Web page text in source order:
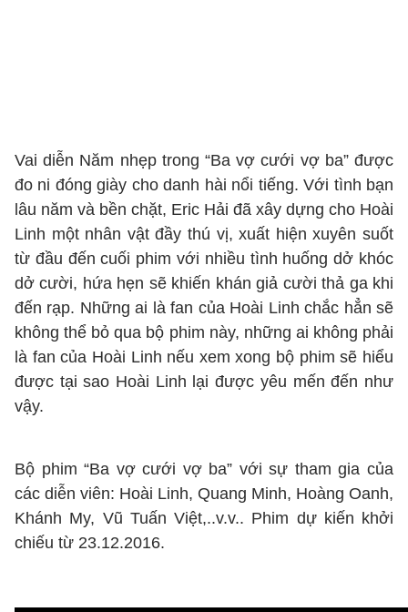
Vai diễn Năm nhẹp trong “Ba vợ cưới vợ ba” được
đo ni đóng giày cho danh hài nổi tiếng. Với tình bạn
lâu năm và bền chặt, Eric Hải đã xây dựng cho Hoài
Linh một nhân vật đầy thú vị, xuất hiện xuyên suốt
từ đầu đến cuối phim với nhiều tình huống dở khóc
dở cười, hứa hẹn sẽ khiến khán giả cười thả ga khi
đến rạp. Những ai là fan của Hoài Linh chắc hẳn sẽ
không thể bỏ qua bộ phim này, những ai không phải
là fan của Hoài Linh nếu xem xong bộ phim sẽ hiểu
được tại sao Hoài Linh lại được yêu mến đến như
vậy.
Bộ phim “Ba vợ cưới vợ ba” với sự tham gia của
các diễn viên: Hoài Linh, Quang Minh, Hoàng Oanh,
Khánh My, Vũ Tuấn Việt,..v.v.. Phim dự kiến khởi
chiếu từ 23.12.2016.